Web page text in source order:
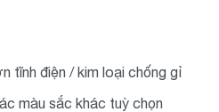
tĩnh điện / kim loại chống gỉ
màu sắc khác tuỳ chọn